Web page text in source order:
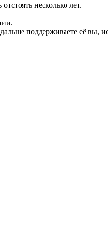
несколько лет.
поддерживаете её вы,